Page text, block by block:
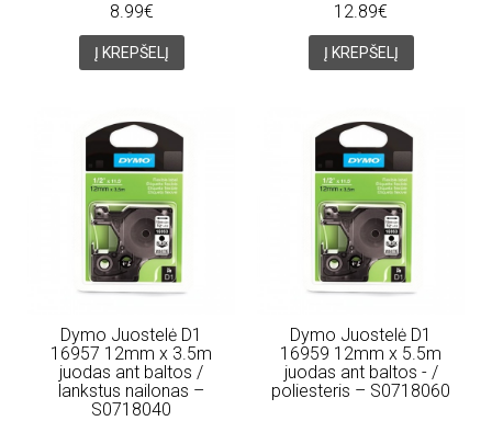
8.99€
Į KREPŠELĮ
12.89€
Į KREPŠELĮ
Dymo Juostelė D1
16957 12mm x 3.5m
juodas ant baltos /
lankstus nailonas –
S0718040
Dymo Juostelė D1
16959 12mm x 5.5m
juodas ant baltos - /
poliesteris – S0718060